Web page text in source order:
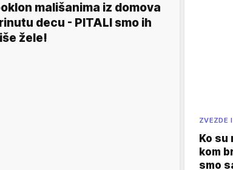
mališanima iz domova
decu - PITALI smo ih
žele!
ZVEZDE
Ko su
kom
smo